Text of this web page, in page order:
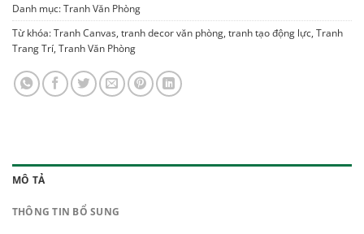
Danh mục:Tranh Văn Phòng
Từ khóa:Tranh Canvas, tranh decor văn phòng, tranh tạo động lực, Tranh
Trang Trí, Tranh Văn Phòng
MÔ TẢ
THÔNG TIN BỔ SUNG